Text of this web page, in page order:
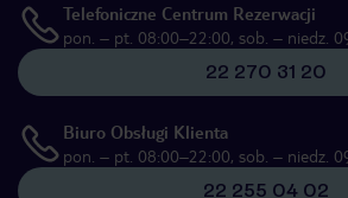
Telefoniczne Centrum Rezerwacji
pon. – pt. 08:00–22:00, sob. – niedz.
22 270 31 20
Biuro Obsługi Klienta
pon. – pt. 08:00–22:00, sob. – niedz.
22 255 04 02